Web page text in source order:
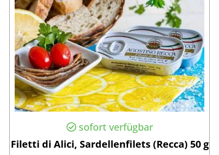
sofort verfügbar
Filetti di Alici, Sardellenfilets (Recca) 50 g